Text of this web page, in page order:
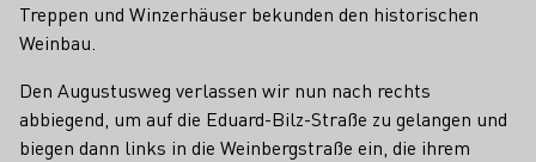
Treppen und Winzerhäuser bekunden den historischen
Weinbau.
Den Augustusweg verlassen wir nun nach rechts
abbiegend, um auf die Eduard-Bilz-Straße zu gelangen und
biegen dann links in die Weinbergstraße ein, die ihrem